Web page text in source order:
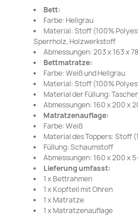
Bett:
Farbe: Hellgrau
Material: Stoff (100%
Sperrholz, Holzwerkstoff
Abmessungen: 203 x 163 x
Bettmatratze:
Farbe: Weiß und Hellgrau
Material: Stoff (100%
Material der Füllung:
Abmessungen: 160 x 200 x
Matratzenauflage:
Farbe: Weiß
Material des Toppers: Stoff
Füllung: Schaumstoff
Abmessungen: 160 x 200 x 5
Lieferung umfasst:
1 x Bettrahmen
1 x Kopfteil mit Ohren
1 x Matratze
1 x Matratzenauflage